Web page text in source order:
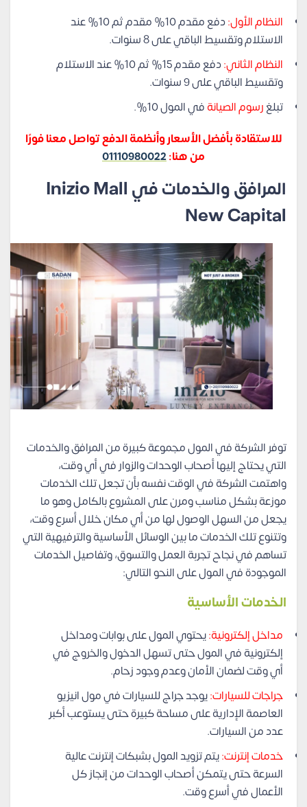
النظام الأول:
دفع مقدم 10% مقدم ثم 10% عند
الاستلام وتقسيط الباقي على 8 سنوات.
النظام الثاني:
دفع مقدم 15% ثم 10% عند الاستلام
وتقسيط الباقي على 9 سنوات.
تبلغرسوم الصيانةفي المول 10%.
للاستقادة بأفضل الأسعار وأنظمة الدفع تواصل معنا فورًا
من هنا:01110980022
المرافق والخدمات في Inizio Mall
New Capital
توفر الشركة في المول مجموعة كبيرة من المرافق والخدمات
التي يحتاج إليها أصحاب الوحدات والزوار في أي وقت،
واهتمت الشركة في الوقت نفسه بأن تجعل تلك الخدمات
موزعة بشكل مناسب ومرن على المشروع بالكامل وهو ما
يجعل من السهل الوصول لها من أي مكان خلال أسرع وقت،
وتتنوع تلك الخدمات ما بين الوسائل الأساسية والترفيهية التي
تساهم في نجاح تجربة العمل والتسوق، وتفاصيل الخدمات
الموجودة في المول على النحو التالي:
الخدمات الأساسية
مداخل إلكترونية:يحتوي المول على بوابات ومداخل
إلكترونية في المول حتى تسهل الدخول والخروج في
أي وقت لضمان الأمان وعدم وجود زحام.
جراجات للسيارات:يوجد جراج للسيارات في مول انيزيو
العاصمة الإدارية على مساحة كبيرة حتى يستوعب أكبر
عدد من السيارات.
خدمات إنترنت:يتم تزويد المول بشبكات إنترنت عالية
السرعة حتى يتمكن أصحاب الوحدات من إنجاز كل
الأعمال في أسرع وقت.